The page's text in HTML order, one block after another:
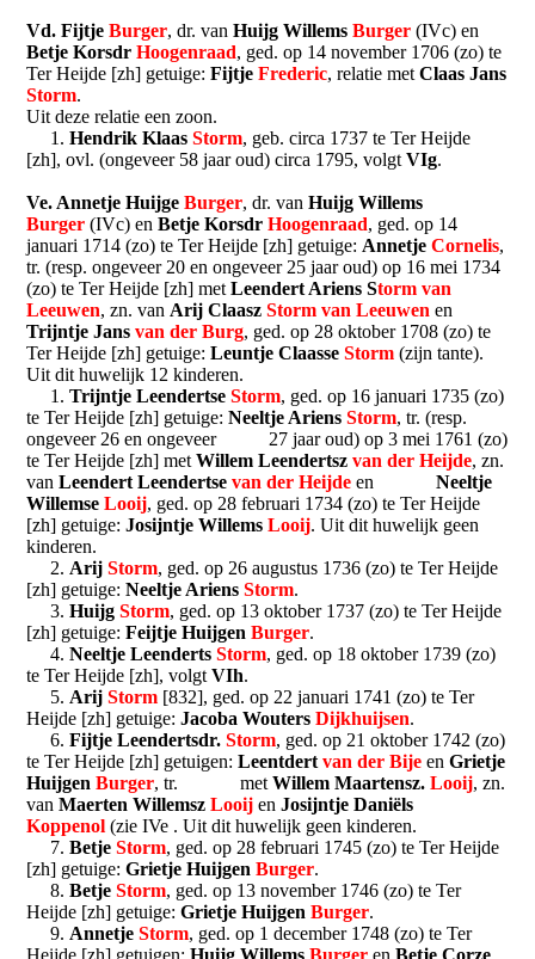
Vd. FijtjeBurger, dr. vanHuijg WillemsBurger (IVc) en
Betje KorsdrHoogenraad, ged. op 14 november 1706 (zo) te
Ter Heijde [zh] getuige:FijtjeFrederic, relatie metClaas Jans
Storm.
Uit deze relatie een zoon.
1.Hendrik KlaasStorm, geb. circa 1737 te Ter Heijde
[zh], ovl. (ongeveer 58 jaar oud) circa 1795, volgtVIg.
Ve. Annetje HuijgeBurger, dr. vanHuijg Willems
Burger (IVc) enBetje KorsdrHoogenraad, ged. op 14
januari 1714 (zo) te Ter Heijde [zh] getuige: AnnetjeCornelis,
tr. (resp. ongeveer 20 en ongeveer 25 jaar oud) op 16 mei 1734
(zo) te Ter Heijde [zh] metLeendert Ariens Storm van
Leeuwen, zn. van Arij ClaaszStorm van Leeuwen en
Trijntje Jansvan der Burg, ged. op 28 oktober 1708 (zo) te
Ter Heijde [zh] getuige:Leuntje Claasse Storm (zijn tante).
Uit dit huwelijk 12 kinderen.
1.Trijntje LeendertseStorm, ged. op 16 januari 1735 (zo)
te Ter Heijde [zh] getuige:Neeltje AriensStorm, tr. (resp.
ongeveer 26 en ongeveer 27 jaar oud) op 3 mei 1761 (zo)
te Ter Heijde [zh] metWillem Leendertszvan der Heijde, zn.
vanLeendert Leendertsevan der Heijde enNeeltje
WillemseLooij, ged. op 28 februari 1734 (zo) te Ter Heijde
[zh] getuige:Josijntje WillemsLooij. Uit dit huwelijk geen
kinderen.
2. ArijStorm, ged. op 26 augustus 1736 (zo) te Ter Heijde
[zh] getuige:Neeltje AriensStorm.
3.HuijgStorm, ged. op 13 oktober 1737 (zo) te Ter Heijde
[zh] getuige:Feijtje HuijgenBurger.
4.Neeltje LeendertsStorm, ged. op 18 oktober 1739 (zo)
te Ter Heijde [zh], volgtVIh.
5. ArijStorm [832], ged. op 22 januari 1741 (zo) te Ter
Heijde [zh] getuige:Jacoba WoutersDijkhuijsen.
6.Fijtje Leendertsdr.Storm, ged. op 21 oktober 1742 (zo)
te Ter Heijde [zh] getuigen:Leentdertvan der Bije enGrietje
HuijgenBurger, tr. metWillem Maartensz.Looij, zn.
vanMaerten WillemszLooij en Josijntje Daniëls
Koppenol (zie IVe . Uit dit huwelijk geen kinderen.
7.BetjeStorm, ged. op 28 februari 1745 (zo) te Ter Heijde
[zh] getuige:Grietje HuijgenBurger.
8.BetjeStorm, ged. op 13 november 1746 (zo) te Ter
Heijde [zh] getuige:Grietje HuijgenBurger.
9. AnnetjeStorm, ged. op 1 december 1748 (zo) te Ter